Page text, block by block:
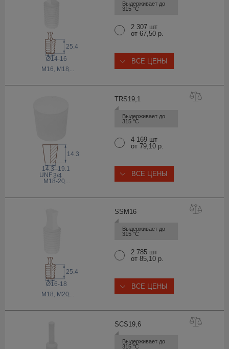
Выдерживает до
315 °С
25.4
Ø14-16
M16, M18,...
2 307 шт
от 67,50 р.
ВСЕ ЦЕНЫ
TRS19,1
Выдерживает до
315 °С
14.3
14.3–19.1
M18-20,...
UNF 3/4
4 169 шт
от 79,10 р.
ВСЕ ЦЕНЫ
SSM 16
Выдерживает до
315 °С
25.4
Ø16-18
M18, M20,...
2 785 шт
от 85,10 р.
ВСЕ ЦЕНЫ
SCS19,6
Выдерживает до
315 °С